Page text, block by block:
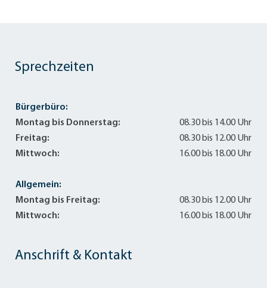
Anschrift & Kontakt
Sprechzeiten
Bürgerbüro:
Montag bis Donnerstag:
08.30 bis 14.00 Uhr
Freitag:
08.30 bis 12.00 Uhr
Mittwoch:
16.00 bis 18.00 Uhr
Allgemein:
Montag bis Freitag:
08.30 bis 12.00 Uhr
Mittwoch:
16.00 bis 18.00 Uhr